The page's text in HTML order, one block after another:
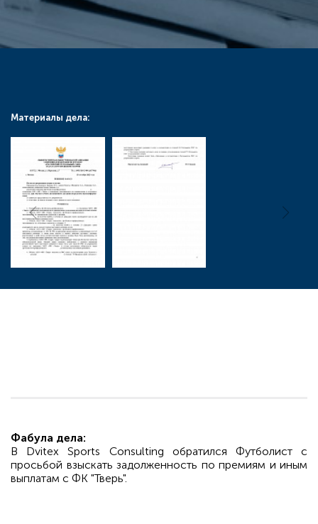
Материалы дела:
Фабула дела:
В Dvitex Sports Consulting обратился Футболист с
просьбой взыскать задолженность по премиям и иным
выплатам с ФК "Тверь".